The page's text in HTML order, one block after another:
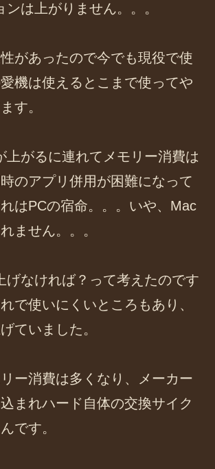
は上がりません。。。
があったので今でも現役で使
機は使えるとこまで使ってや
す。
上がるに連れてメモリー消費は
のアプリ併用が困難になって
はPCの宿命。。。いや、Mac
ません。。。
げなければ？って考えたのです
で使いにくいところもあり、
ていました。
ー消費は多くなり、メーカー
まれハード自体の交換サイク
です。